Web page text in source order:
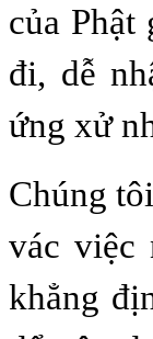
của
đi, dễ
ứng xử
Chúng
vác việc
khẳng